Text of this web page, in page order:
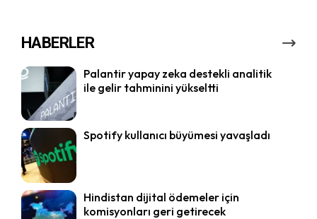
HABERLER
Palantir yapay zeka destekli analitik
ile gelir tahminini yükseltti
Spotify kullanıcı büyümesi yavaşladı
Hindistan dijital ödemeler için
komisyonları geri getirecek